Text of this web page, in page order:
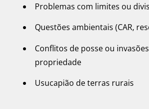
Problemas com limites ou
Questões ambientais (CAR,
Conflitos de posse ou
propriedade
Usucapião de terras rurais